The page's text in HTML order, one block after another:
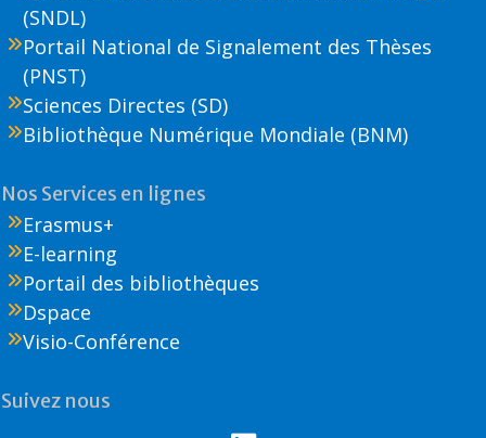
(SNDL)
Portail National de Signalement des Thèses
(PNST)
Sciences Directes (SD)
Bibliothèque Numérique Mondiale (BNM)
Nos Services en lignes
Erasmus+
E-learning
Portail des bibliothèques
Dspace
Visio-Conférence
Suivez nous